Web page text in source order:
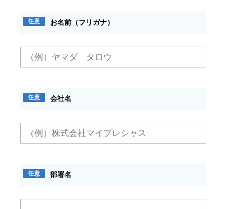
任意 お名前（フリガナ）
任意 会社名
任意 部署名